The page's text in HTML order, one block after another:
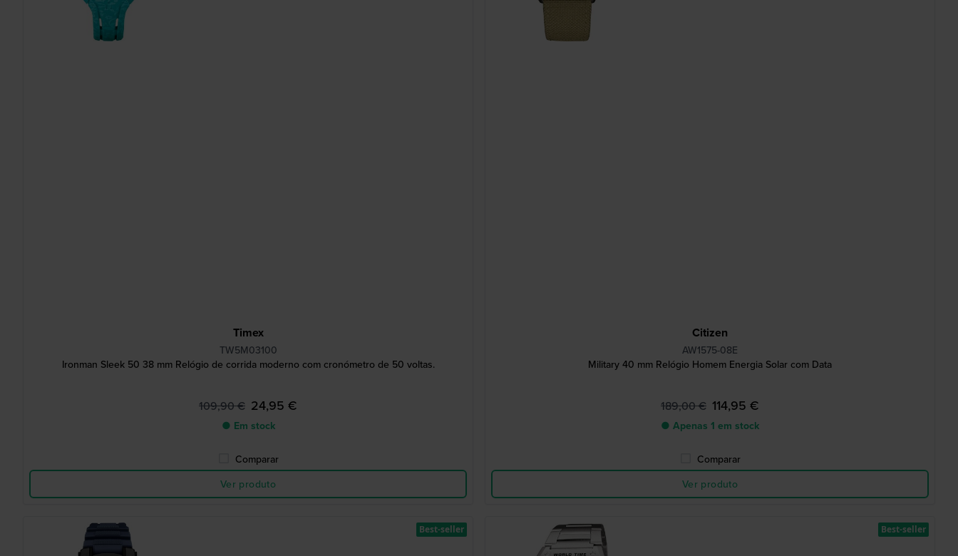
Timex
TW5M03100
Ironman Sleek 50 38 mm Relógio de corrida moderno com cronómetro de 50 voltas.
109,90 € 24,95 €
● Em stock
Comparar
Ver produto
Citizen
AW1575-08E
Military 40 mm Relógio Homem Energia Solar com Data
189,00 € 114,95 €
● Apenas 1 em stock
Comparar
Ver produto
Best-seller Best-seller